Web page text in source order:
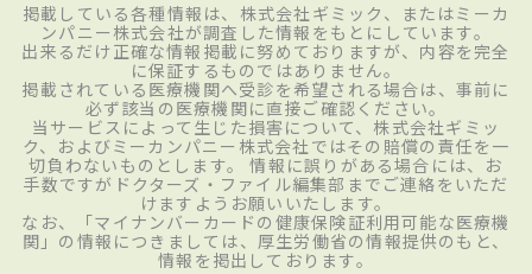
掲載している各種情報は、株式会社ギミック、またはミーカ
ンパニー株式会社が調査した情報をもとにしています。
出来るだけ正確な情報掲載に努めておりますが、内容を完全
に保証するものではありません。
掲載されている医療機関へ受診を希望される場合は、事前に
必ず該当の医療機関に直接ご確認ください。
当サービスによって生じた損害について、株式会社ギミッ
ク、およびミーカンパニー株式会社ではその賠償の責任を一
切負わないものとします。 情報に誤りがある場合には、お
手数ですがドクターズ・ファイル編集部までご連絡をいただ
けますようお願いいたします。
なお、「マイナンバーカードの健康保険証利用可能な医療機
関」の情報につきましては、厚生労働省の情報提供のもと、
情報を掲出しております。